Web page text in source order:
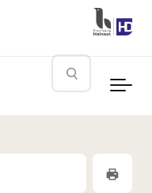
Rechercher